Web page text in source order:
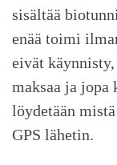
sisältää
enää toimi
eivät
maksaa ja jopa
löydetään
GPS lähetin.